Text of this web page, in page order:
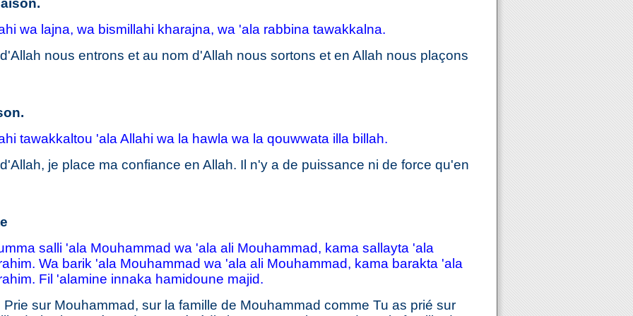
wa lajna, wa bismillahi kharajna, wa 'ala rabbina tawakkalna.
nous entrons et au nom d'Allah nous sortons et en Allah nous plaçons
tawakkaltou 'ala Allahi wa la hawla wa la qouwwata illa billah.
je place ma confiance en Allah. Il n'y a de puissance ni de force qu'en
salli 'ala Mouhammad wa 'ala ali Mouhammad, kama sallayta 'ala
Wa barik 'ala Mouhammad wa 'ala ali Mouhammad, kama barakta 'ala
Fil 'alamine innaka hamidoune majid.
Prie sur Mouhammad, sur la famille de Mouhammad comme Tu as prié sur